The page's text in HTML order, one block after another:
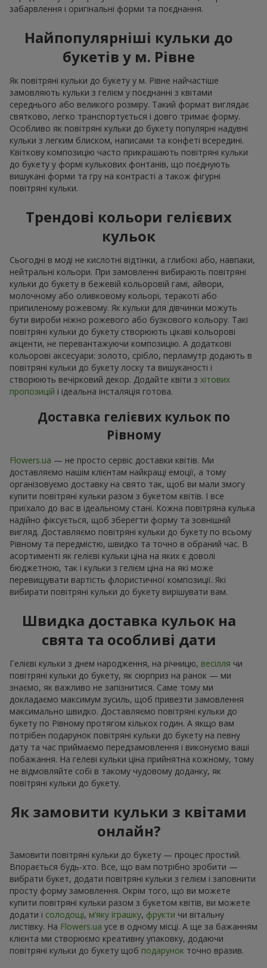
забарвлення і оригінальні форми та поєднання.
Найпопулярніші кульки до
букетів у м. Рівне
Як повітряні кульки до букету у м. Рівне найчастіше
замовляють кульки з гелієм у поєднанні з квітами
середнього або великого розміру. Такий формат виглядає
святково, легко транспортується і довго тримає форму.
Особливо як повітряні кульки до букету популярні надувні
кульки з легким блиском, написами та конфеті всередині.
Квіткову композицію часто прикрашають повітряні кульки
до букету у формі кулькових фонтанів, що поєднують
вишукані форми та гру на контрасті а також фігурні
повітряні кульки.
Трендові кольори гелієвих
кульок
Сьогодні в моді не кислотні відтінки, а глибокі або, навпаки,
нейтральні кольори. При замовленні вибирають повітряні
кульки до букету в бежевій кольоровій гамі, айвори,
молочному або оливковому кольорі, теракоті або
припиленому рожевому. Як кульки для дівчинки можуть
бути вироби ніжно рожевого або бузкового кольору. Такі
повітряні кульки до букету створюють цікаві кольорові
акценти, не перевантажуючи композицію. А додаткові
кольорові аксесуари: золото, срібло, перламутр додають в
повітряні кульки до букету лоску та вишуканості і
створюють вечірковий декор. Додайте квіти з хітових
пропозицій і ідеальна інсталяція готова.
Доставка гелієвих кульок по
Рівному
Flowers.ua — не просто сервіс доставки квітів. Ми
доставляємо нашім клієнтам найкращі емоції, а тому
організовуємо доставку на свято так, щоб ви мали змогу
купити повітряні кульки разом з букетом квітів. І все
приїхало до вас в ідеальному стані. Кожна повітряна кулька
надійно фіксується, щоб зберегти форму та зовнішній
вигляд. Доставляємо повітряні кульки до букету по всьому
Рівному та передмістю, швидко та точно в обраний час. В
асортименті як гелієві кульки ціна на яких є доволі
бюджетною, так і кульки з гелієм ціна на які може
перевищувати вартість флористичної композиції. Які
вибирати повітряні кульки до букету вирішувати вам.
Швидка доставка кульок на
свята та особливі дати
Гелієві кульки з днем народження, на річницю, весілля чи
повітряні кульки до букету, як сюрприз на ранок — ми
знаємо, як важливо не запізнитися. Саме тому ми
докладаємо максимум зусиль, щоб привезти замовлення
максимально швидко. Доставляємо повітряні кульки до
букету по Рівному протягом кількох годин. А якщо вам
потрібен подарунок повітряні кульки до букету на певну
дату та час приймаємо передзамовлення і виконуємо ваші
побажання. На гелеві кульки ціна прийнятна кожному, тому
не відмовляйте собі в такому чудовому доданку, як
повітряні кульки до букету.
Як замовити кульки з квітами
онлайн?
Замовити повітряні кульки до букету — процес простий.
Впорається будь-хто. Все, що вам потрібно зробити —
вибрати букет, додати повітряні кульки з гелієм і заповнити
просту форму замовлення. Окрім того, що ви можете
купити повітряні кульки разом з букетом квітів, ви можете
додати і солодощі, м’яку іграшку, фрукти чи вітальну
листівку. На Flowers.ua усе в одному місці. А ще за бажанням
клієнта ми створюємо креативну упаковку, додаючи
повітряні кульки до букету щоб подарунок точно вразив.